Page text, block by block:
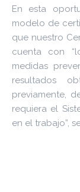
En esta
modelo de
que nuestro
cuenta con
medidas
resultados
previamente,
requiera el
en el trabajo”,